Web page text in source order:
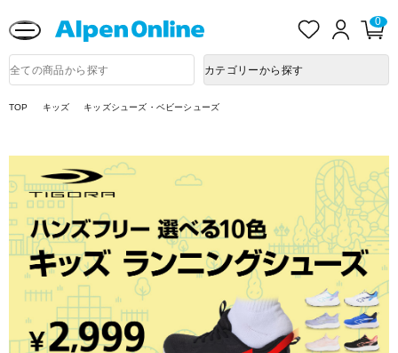
入
ロ
ン
0
品
検
カテゴリーから探す
TOP キッズ キッズシューズ・ベビーシューズ